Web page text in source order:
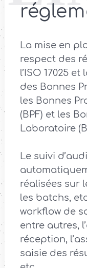
La mise en
respect des
l’ISO 17025 et
des Bonnes
les Bonnes
(BPF) et les
Laboratoire
Le suivi
réalisées sur
les batchs,
workflow de
entre autres,
réception,
saisie des